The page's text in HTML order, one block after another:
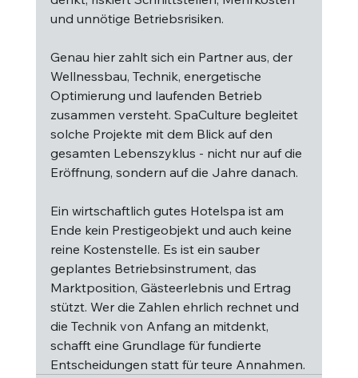
und unnötige Betriebsrisiken.
Genau hier zahlt sich ein Partner aus, der
Wellnessbau, Technik, energetische
Optimierung und laufenden Betrieb
zusammen versteht. SpaCulture begleitet
solche Projekte mit dem Blick auf den
gesamten Lebenszyklus - nicht nur auf die
Eröffnung, sondern auf die Jahre danach.
Ein wirtschaftlich gutes Hotelspa ist am
Ende kein Prestigeobjekt und auch keine
reine Kostenstelle. Es ist ein sauber
geplantes Betriebsinstrument, das
Marktposition, Gästeerlebnis und Ertrag
stützt. Wer die Zahlen ehrlich rechnet und
die Technik von Anfang an mitdenkt,
schafft eine Grundlage für fundierte
Entscheidungen statt für teure Annahmen.